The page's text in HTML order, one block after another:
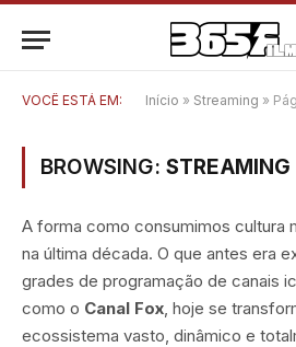
VOCÊ ESTÁ EM: Início » Streaming »
BROWSING: STREAMING
A forma como consumimos cultura
na última década. O que antes era
grades de programação de canais
como o Canal Fox, hoje se
ecossistema vasto, dinâmico e